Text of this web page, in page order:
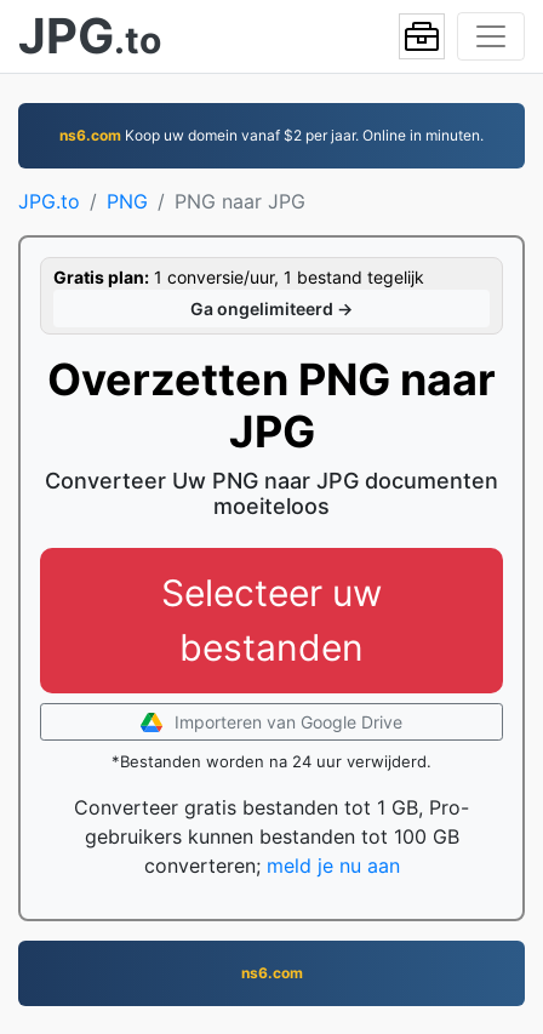
JPG.to
ns6.com Koop uw domein vanaf $2 per jaar. Online in minuten.
JPG.to PNG PNG naar JPG
Gratis plan: 1 conversie/uur, 1 bestand tegelijk
Ga ongelimiteerd →
Overzetten PNG naar
JPG
Converteer Uw PNG naar JPG documenten
moeiteloos
Selecteer uw
bestanden
Importeren van Google Drive
*Bestanden worden na 24 uur verwijderd.
Converteer gratis bestanden tot 1 GB, Pro-
gebruikers kunnen bestanden tot 100 GB
converteren; meld je nu aan
ns6.com